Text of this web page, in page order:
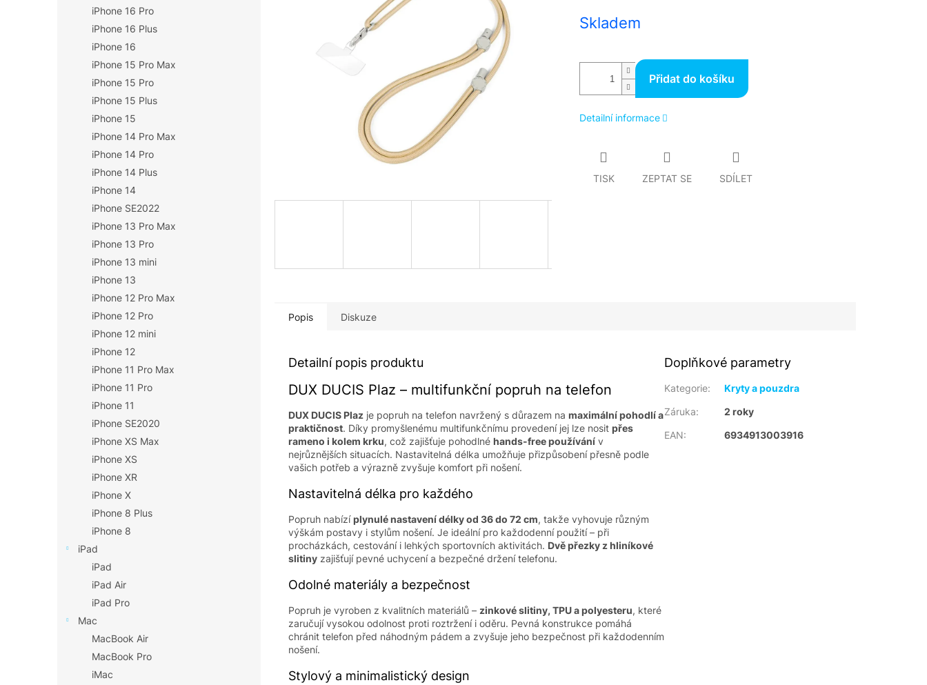
iPhone 16 Pro
iPhone 16 Plus
iPhone 16
iPhone 15 Pro Max
iPhone 15 Pro
iPhone 15 Plus
iPhone 15
iPhone 14 Pro Max
iPhone 14 Pro
iPhone 14 Plus
iPhone 14
iPhone SE2022
iPhone 13 Pro Max
iPhone 13 Pro
iPhone 13 mini
iPhone 13
iPhone 12 Pro Max
iPhone 12 Pro
iPhone 12 mini
iPhone 12
iPhone 11 Pro Max
iPhone 11 Pro
iPhone 11
iPhone SE2020
iPhone XS Max
iPhone XS
iPhone XR
iPhone X
iPhone 8 Plus
iPhone 8
iPad
iPad
iPad Air
iPad Pro
Mac
MacBook Air
MacBook Pro
iMac
cena:
Skladem
Přidat do košíku
Detailní informace
TISK ZEPTAT SE SDÍLET
Popis Diskuze
Detailní popis produktu
DUX DUCIS Plaz – multifunkční popruh na telefon
DUX DUCIS Plaz je popruh na telefon navržený s důrazem na maximální pohodlí a
praktičnost. Díky promyšlenému multifunkčnímu provedení jej lze nosit přes
rameno i kolem krku, což zajišťuje pohodlné hands-free používání v
nejrůznějších situacích. Nastavitelná délka umožňuje přizpůsobení přesně podle
vašich potřeb a výrazně zvyšuje komfort při nošení.
Nastavitelná délka pro každého
Popruh nabízíplynulé nastavení délky od 36 do 72 cm, takže vyhovuje různým
výškám postavy i stylům nošení. Je ideální pro každodenní použití – při
procházkách, cestování i lehkých sportovních aktivitách. Dvě přezky z hliníkové
slitiny zajišťují pevné uchycení a bezpečné držení telefonu.
Odolné materiály a bezpečnost
Popruh je vyroben z kvalitních materiálů – zinkové slitiny, TPU a polyesteru, které
zaručují vysokou odolnost proti roztržení i oděru. Pevná konstrukce pomáhá
chránit telefon před náhodným pádem a zvyšuje jeho bezpečnost při každodenním
nošení.
Stylový a minimalistický design
Doplňkové parametry
Kategorie:
Kryty a pouzdra
Záruka:
2 roky
EAN: 6934913003916